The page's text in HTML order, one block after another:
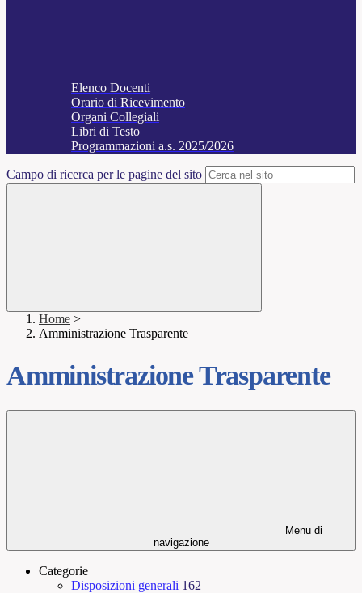
Elenco Docenti
Orario di Ricevimento
Organi Collegiali
Libri di Testo
Programmazioni a.s. 2025/2026
Campo di ricerca per le pagine del sito
Home >
Amministrazione Trasparente
Amministrazione Trasparente
Menu di
navigazione
Categorie
Disposizioni generali 162